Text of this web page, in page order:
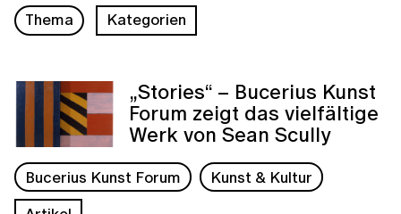
Thema Kategorien
„Stories“ – Bucerius Kunst
Forum zeigt das vielfältige
Werk von Sean Scully
Bucerius Kunst Forum
Kunst & Kultur